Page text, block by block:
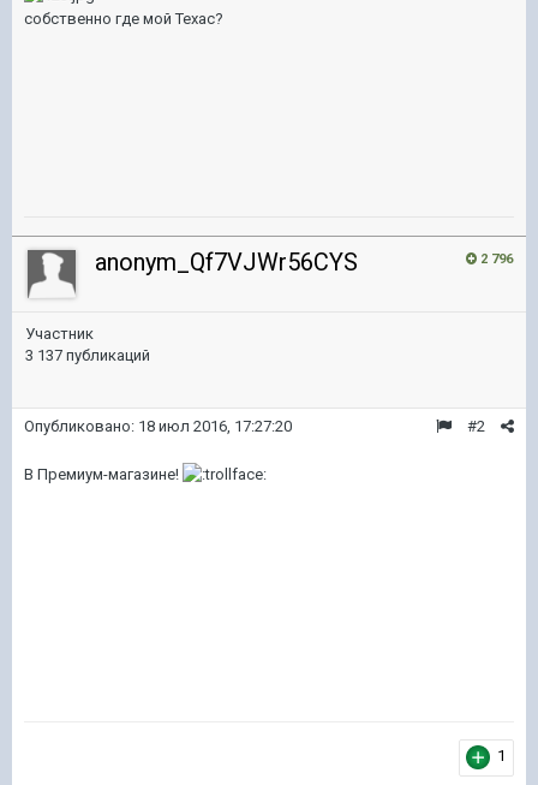
собственно где мой Техас?
2 796
anonym_Qf7VJWr56CYS
Участник
3 137 публикаций
#2
Опубликовано: 18 июл 2016, 17:27:20
В Премиум-магазине!
1